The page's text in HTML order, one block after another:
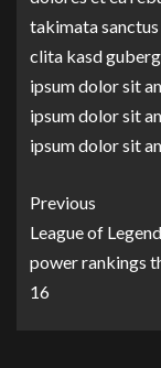
takimata
clita kasd
ipsum dolor sit
ipsum dolor sit
ipsum dolor sit
Previous
League of
power rankings
16